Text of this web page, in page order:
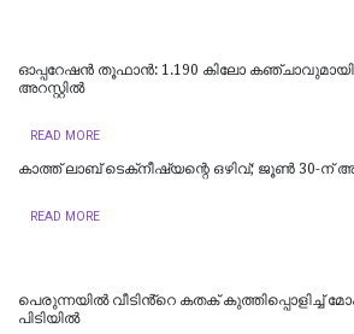
ഓപ്പറേഷൻ തൂഫാൻ: 1.190 കിലോ കഞ്ചാവുമായി
അറസ്റ്റിൽ
READ MORE
കാത്ത് ലാബ് ടെക്‌നീഷ്യന്റെ ഒഴിവ്; ജൂണ്‍ 30-ന്
READ MORE
പെരുന്നയിൽ വീടിൻ്റെ കതക് കുത്തിപ്പൊളിച്ച്
പിടിയിൽ